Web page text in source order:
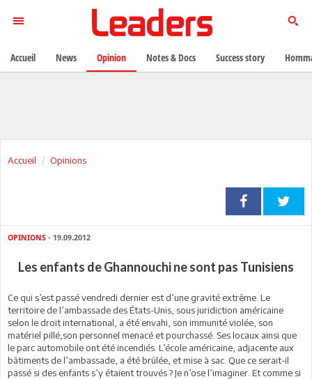
Accueil Opinions
OPINIONS - 19.09.2012
Les enfants de Ghannouchi ne sont pas Tunisiens
Ce qui s’est passé vendredi dernier est d’une gravité extrême. Le
territoire de l’ambassade des États-Unis, sous juridiction américaine
selon le droit international, a été envahi, son immunité violée, son
matériel pillé,son personnel menacé et pourchassé. Ses locaux ainsi que
le parc automobile ont été incendiés. L’école américaine, adjacente aux
bâtiments de l’ambassade, a été brûlée, et mise à sac. Que ce serait-il
passé si des enfants s’y étaient trouvés ? Je n’ose l’imaginer. Et comme si
Accueil News Opinion Notes & Docs Success story